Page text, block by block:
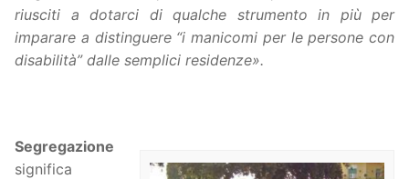
riusciti a dotarci di qualche strumento in più per
imparare a distinguere “i manicomi per le persone con
disabilità” dalle semplici residenze».
Segregazione
significa